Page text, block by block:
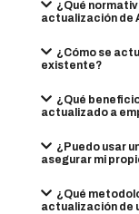
¿Qué
actualización de
¿Cómo se
existente?
¿Qué
actualizado a
¿Puedo usar
asegurar mi
¿Qué
actualización de